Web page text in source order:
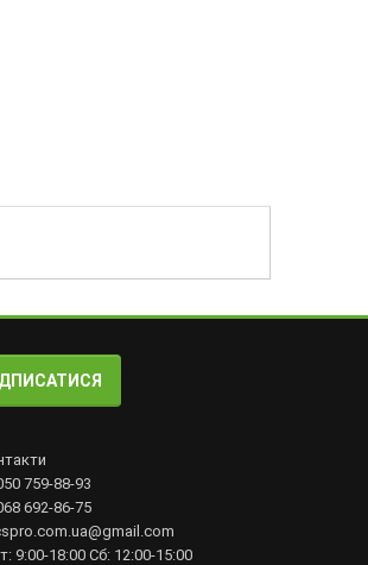
759-88-93
692-86-75
9:00-18:00 Сб: 12:00-15:00